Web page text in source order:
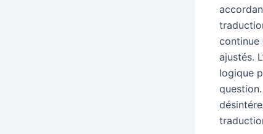
continue
ajustés.
logique